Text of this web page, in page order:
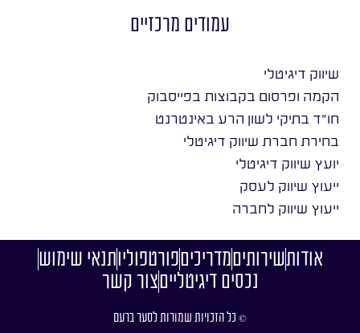
עמודים מרכזיים
שיווק דיגיטלי
הקמה ופרסום בקבוצות בפייסבוק
חו״ד בתיקי לשון הרע באינטרנט
בחירת חברת שיווק דיגיטלי
יועץ שיווק דיגיטלי
ייעוץ שיווק לעסק
ייעוץ שיווק לחברה
אודותשירותיםמדריכיםפורטפוליותנאי שימוש
נכסים דיגיטלייםצור קשר
© כל הזכויות שמורות לסער ברעם